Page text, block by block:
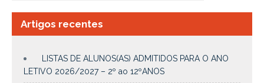
Artigos recentes
LISTAS DE ALUNOS(AS) ADMITIDOS PARA O ANO
LETIVO 2026/2027 – 2º ao 12ºANOS